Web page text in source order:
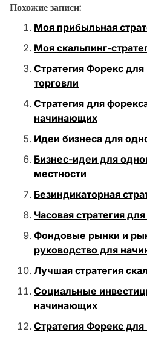
Похожие записи:
Моя прибыльная
Моя скальпинг-
Стратегия Форекс
торговли
Стратегия для
начинающих
Идеи бизнеса для
Бизнес-идеи для
местности
Безиндикаторная
Часовая стратегия
Фондовые рынки и
руководство для
Лучшая стратегия
Социальные
начинающих
Стратегия Форекс